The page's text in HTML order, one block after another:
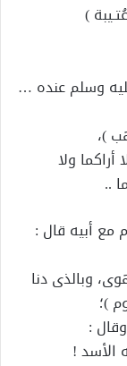
)
وسلم عنده …
)،
ولا
..
مع أبيه قال :
وبالذى دنا
)؛
:
الأسد !